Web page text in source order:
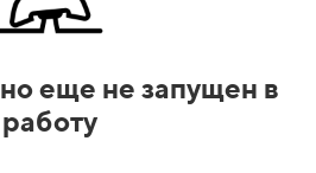
но еще не запущен в
работу